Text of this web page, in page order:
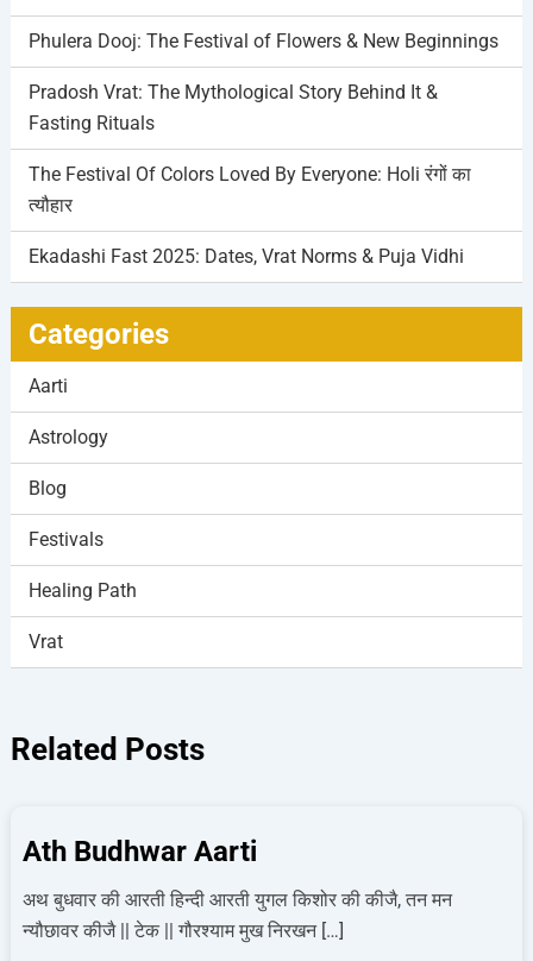
Phulera Dooj: The Festival of Flowers & New Beginnings
Pradosh Vrat: The Mythological Story Behind It &
Fasting Rituals
The Festival Of Colors Loved By Everyone: Holi रंगों का
त्यौहार
Ekadashi Fast 2025: Dates, Vrat Norms & Puja Vidhi
Categories
Aarti
Astrology
Blog
Festivals
Healing Path
Vrat
Related Posts
Ath Budhwar Aarti
अथ बुधवार की आरती हिन्दी आरती युगल किशोर की कीजै, तन मन
न्यौछावर कीजै || टेक || गौरश्याम मुख निरखन […]